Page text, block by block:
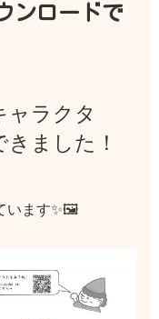
ンロードで
ャラクタ
ました！
います✨🖼